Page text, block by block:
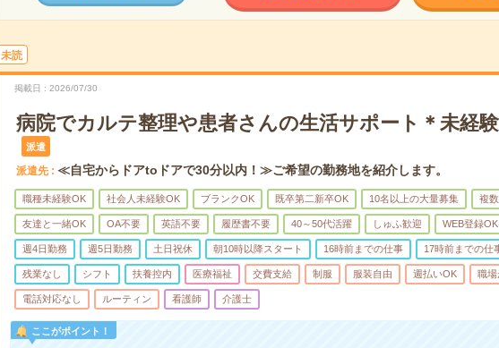
未読
掲載日 2026/07/30
病院でカルテ整理や患者さんの生活サポート＊未経
派遣
派遣先 ≪自宅からドアtoドアで30分以内！≫ご希望の勤務地を紹介します。
職種未経験OK 社会人未経験OK ブランクOK 既卒第二新卒OK 10名以上の大量募集 複
友達と一緒OK OA不要 英語不要 履歴書不要 40～50代活躍 しゅふ歓迎 WEB登録OK
週4日勤務 週5日勤務 土日祝休 朝10時以降スタート 16時前までの仕事 17時前までの仕
残業なし シフト 扶養控内 医療福祉 交費支給 制服 服装自由 週払いOK 職場
電話対応なし ルーティン 看護師 介護士
ここがポイント！